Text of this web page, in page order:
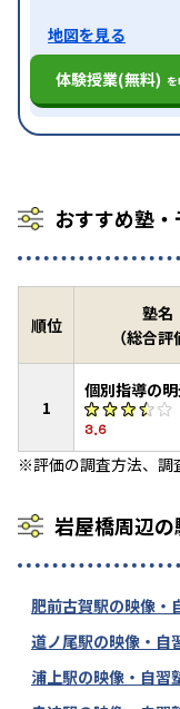
地図を見る
体験授業(無料)
おすすめ塾
順位
塾名
（総合評
1
個別指導の
3.6
※評価の調査方法、調
岩屋橋周辺
肥前古賀駅の映像・
道ノ尾駅の映像・自
浦上駅の映像・自習